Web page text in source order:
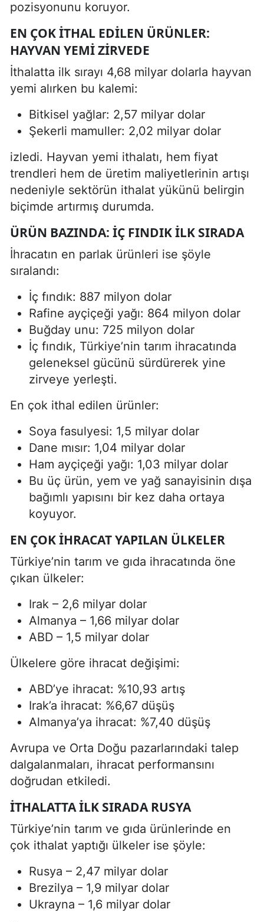
pozisyonunu koruyor.
EN ÇOK İTHAL EDILEN ÜRÜNLER:
HAYVAN YEMI ZIRVEDE
İthalatta ilk sırayı 4,68 milyar dolarla hayvan
yemi alırken bu kalemi:
Bitkisel yağlar: 2,57 milyar dolar
Şekerli mamuller: 2,02 milyar dolar
izledi. Hayvan yemi ithalatı, hem fiyat
trendleri hem de üretim maliyetlerinin artışı
nedeniyle sektörün ithalat yükünü belirgin
biçimde artırmış durumda.
ÜRÜN BAZINDA: İÇ FINDIK İLK SIRADA
İhracatın en parlak ürünleri ise şöyle
sıralandı:
İç fındık: 887 milyon dolar
Rafine ayçiçeği yağı: 864 milyon dolar
Buğday unu: 725 milyon dolar
İç fındık, Türkiye’nin tarım ihracatında
geleneksel gücünü sürdürerek yine
zirveye yerleşti.
En çok ithal edilen ürünler:
Soya fasulyesi: 1,5 milyar dolar
Dane mısır: 1,04 milyar dolar
Ham ayçiçeği yağı: 1,03 milyar dolar
Bu üç ürün, yem ve yağ sanayisinin dışa
bağımlı yapısını bir kez daha ortaya
koyuyor.
EN ÇOK İHRACAT YAPILAN ÜLKELER
Türkiye’nin tarım ve gıda ihracatında öne
çıkan ülkeler:
Irak – 2,6 milyar dolar
Almanya – 1,66 milyar dolar
ABD – 1,5 milyar dolar
Ülkelere göre ihracat değişimi:
ABD’ye ihracat: %10,93 artış
Irak’a ihracat: %6,67 düşüş
Almanya’ya ihracat: %7,40 düşüş
Avrupa ve Orta Doğu pazarlarındaki talep
dalgalanmaları, ihracat performansını
doğrudan etkiledi.
İTHALATTA İLK SIRADA RUSYA
Türkiye’nin tarım ve gıda ürünlerinde en
çok ithalat yaptığı ülkeler ise şöyle:
Rusya – 2,47 milyar dolar
Brezilya – 1,9 milyar dolar
Ukrayna – 1,6 milyar dolar